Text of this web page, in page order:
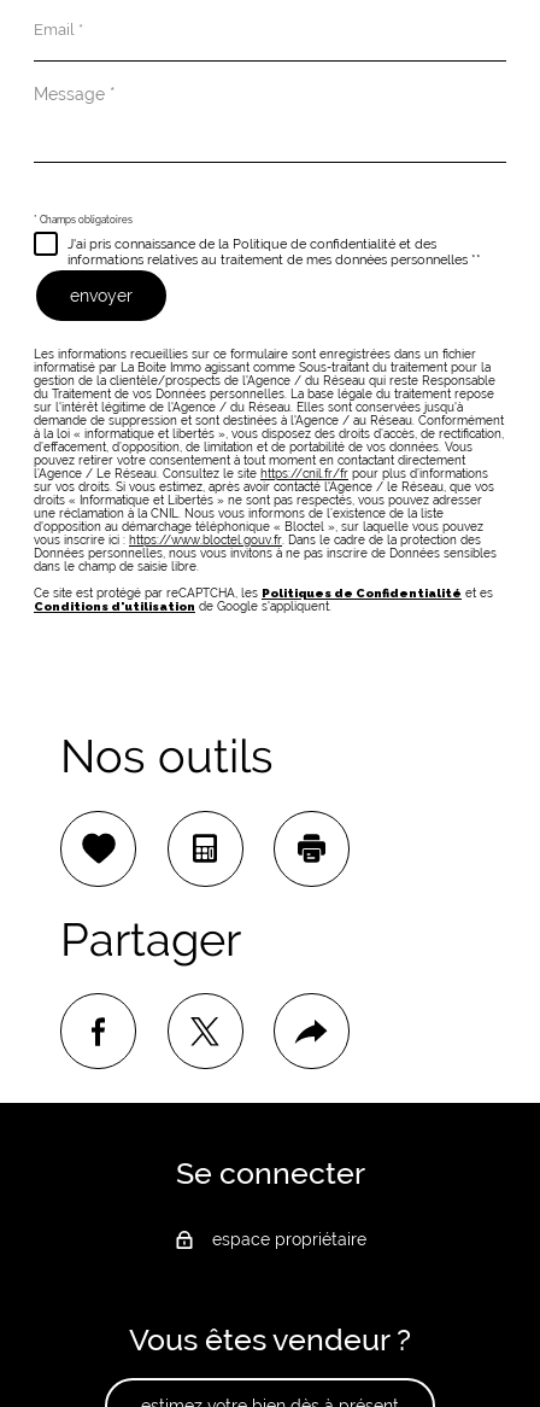
*
Message
* Champs obligatoires
J'ai pris connaissance de la Politique de confidentialité et des
informations relatives au traitement de mes données personnelles **
envoyer
Les informations recueillies sur ce formulaire sont enregistrées dans un fichier
informatisé par La Boite Immo agissant comme Sous-traitant du traitement pour la
gestion de la clientèle/prospects de l'Agence / du Réseau qui reste Responsable
du Traitement de vos Données personnelles. La base légale du traitement repose
sur l'intérêt légitime de l'Agence / du Réseau. Elles sont conservées jusqu'à
demande de suppression et sont destinées à l'Agence / au Réseau. Conformément
à la loi « informatique et libertés », vous disposez des droits d’accès, de rectification,
d’effacement, d’opposition, de limitation et de portabilité de vos données. Vous
pouvez retirer votre consentement à tout moment en contactant directement
l’Agence / Le Réseau. Consultez le site https://cnil.fr/fr pour plus d’informations
sur vos droits. Si vous estimez, après avoir contacté l'Agence / le Réseau, que vos
droits « Informatique et Libertés » ne sont pas respectés, vous pouvez adresser
une réclamation à la CNIL. Nous vous informons de l’existence de la liste
d'opposition au démarchage téléphonique « Bloctel », sur laquelle vous pouvez
vous inscrire ici : https://www.bloctel.gouv.fr . Dans le cadre de la protection des
Données personnelles, nous vous invitons à ne pas inscrire de Données sensibles
dans le champ de saisie libre.
Ce site est protégé par reCAPTCHA, les Politiques de Confidentialité et es
Conditions d'utilisation de Google s'appliquent.
Nos outils
SélectionnerCalculatrice
Imprimer
Partager
facebooktwitterPlus
de
partage
Se connecter
espace propriétaire
Vous êtes vendeur ?